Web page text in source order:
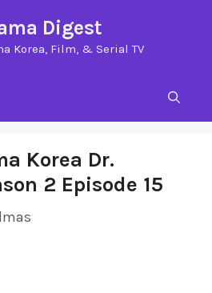
Digest
Korea, Film, & Serial TV
Korea Dr.
2 Episode 15